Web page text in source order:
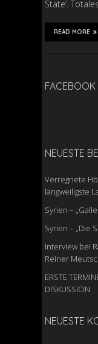
State‘.
READ MORE
FACEBOOK
NEUESTE
Verregnete
langweiligste
Syrien –
Syrien – „Die
Interview bei
Reiner
ERSTE
DISKUSSION
NEUESTE